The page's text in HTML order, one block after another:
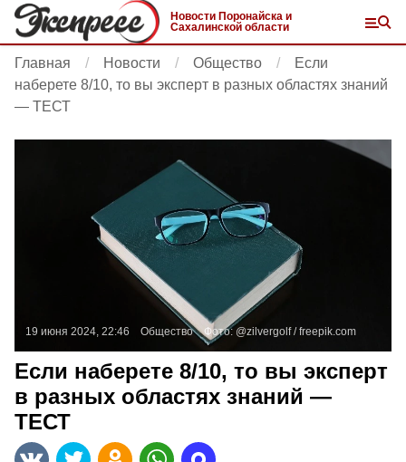
Новости Поронайска и
Сахалинской области
Главная Новости Общество
Если
наберете 8/10, то вы эксперт в разных областях знаний
— ТЕСТ
19 июня 2024, 22:46 Общество Фото: @zilvergolf /freepik.com
Если наберете 8/10, то вы эксперт
в разных областях знаний —
ТЕСТ